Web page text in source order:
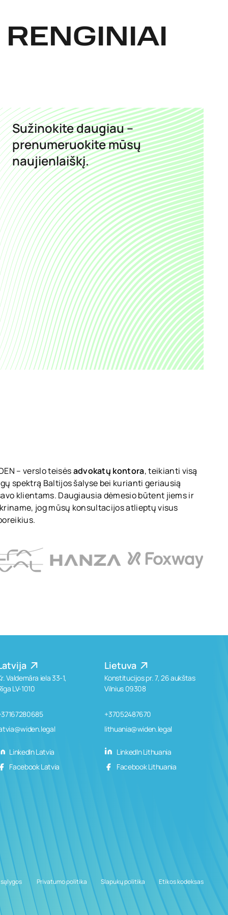
RENGINIAI
Sužinokite daugiau –
prenumeruokite mūsų
naujienlaiškį.
– verslo teisėsadvokatų kontora, teikianti visą
spektrą Baltijos šalyse bei kurianti geriausią
klientams. Daugiausia dėmesio būtent jiems ir
jog mūsų konsultacijos atlieptų visus
Valdemāra iela 33-1,
LV-1010
LinkedIn Latvia
Facebook Latvia
Lietuva
Konstitucijos pr. 7, 26 aukštas
Vilnius 09308
+37052487670
lithuania@widen.legal
LinkedIn Lithuania
Facebook Lithuania
­ ­­Privatumo politika Slapukų politika Etikos kodeksas